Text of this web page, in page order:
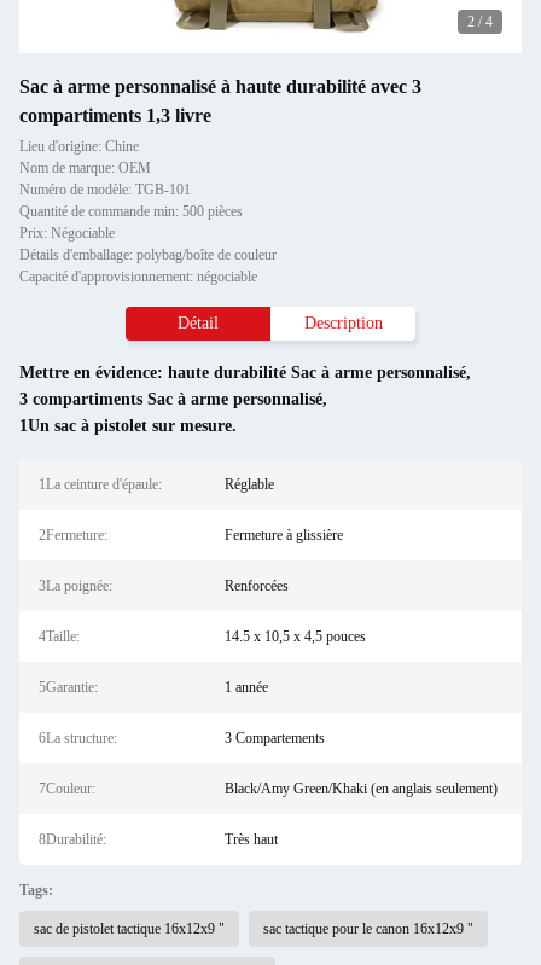
2 / 4
Sac à arme personnalisé à haute durabilité avec 3
compartiments 1,3 livre
Lieu d'origine: Chine
Nom de marque: OEM
Numéro de modèle: TGB-101
Quantité de commande min: 500 pièces
Prix: Négociable
Détails d'emballage: polybag/boîte de couleur
Capacité d'approvisionnement: négociable
Détail Description
Mettre en évidence: haute durabilité Sac à arme personnalisé,
3 compartiments Sac à arme personnalisé,
1Un sac à pistolet sur mesure.
1La ceinture d'épaule: Réglable
2Fermeture: Fermeture à glissière
3La poignée: Renforcées
4Taille: 14.5 x 10,5 x 4,5 pouces
5Garantie: 1 année
6La structure: 3 Compartements
7Couleur: Black/Amy Green/Khaki (en anglais seulement)
8Durabilité: Très haut
Tags:
sac de pistolet tactique 16x12x9 " sac tactique pour le canon 16x12x9 "